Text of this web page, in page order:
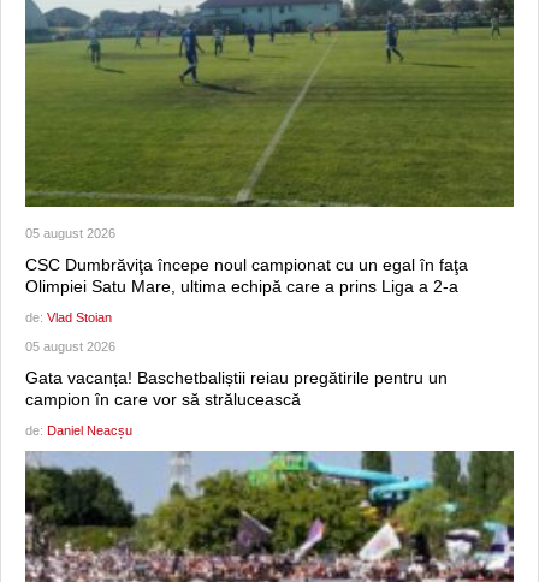
05 august 2026
CSC Dumbrăviţa începe noul campionat cu un egal în faţa
Olimpiei Satu Mare, ultima echipă care a prins Liga a 2-a
de: Vlad Stoian
05 august 2026
Gata vacanța! Baschetbaliștii reiau pregătirile pentru un
campion în care vor să strălucească
de: Daniel Neacșu